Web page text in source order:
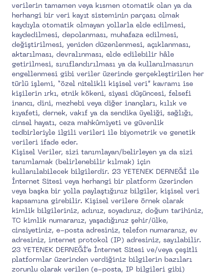
verilerin tamamen veya kısmen otomatik olan ya da
herhangi bir veri kayıt sisteminin parçası olmak
kaydıyla otomatik olmayan yollarla elde edilmesi,
kaydedilmesi, depolanması, muhafaza edilmesi,
değiştirilmesi, yeniden düzenlenmesi, açıklanması,
aktarılması, devralınması, elde edilebilir hâle
getirilmesi, sınıflandırılması ya da kullanılmasının
engellenmesi gibi veriler üzerinde gerçekleştirilen her
türlü işlemi, “özel nitelikli kişisel veri” kavramı ise
kişilerin ırkı, etnik kökeni, siyasi düşüncesi, felsefi
inancı, dini, mezhebi veya diğer inançları, kılık ve
kıyafeti, dernek, vakıf ya da sendika üyeliği, sağlığı,
cinsel hayatı, ceza mahkûmiyeti ve güvenlik
tedbirleriyle ilgili verileri ile biyometrik ve genetik
verileri ifade eder.
Kişisel Veriler, sizi tanımlayan/belirleyen ya da sizi
tanımlamak (belirlenebilir kılmak) için
kullanılabilecek bilgilerdir. 23 YETENEK DERNEĞİ ile
İnternet Sitesi veya herhangi bir platform üzerinden
veya başka bir yolla paylaştığınız bilgiler, kişisel veri
kapsamına girebilir. Kişisel verilere örnek olarak
kimlik bilgileriniz, adınız, soyadınız, doğum tarihiniz,
TC kimlik numaranız, yaşadığınız şehir/ülke,
cinsiyetiniz, e-posta adresiniz, telefon numaranız, ev
adresiniz, internet protokol (IP) adresiniz, sayılabilir.
23 YETENEK DERNEĞİ’e İnternet Sitesi ve/veya çeşitli
platformlar üzerinden verdiğiniz bilgilerin bazıları
zorunlu olarak verilen (e-posta, IP bilgileri gibi)